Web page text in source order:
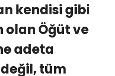
kendisi gibi
olan Öğüt ve
adeta
değil, tüm